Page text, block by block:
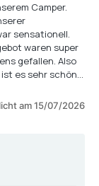
Camper.
sensationell.
waren super
gefallen. Also
es sehr schön
sehr zentral
am 15/07/2026